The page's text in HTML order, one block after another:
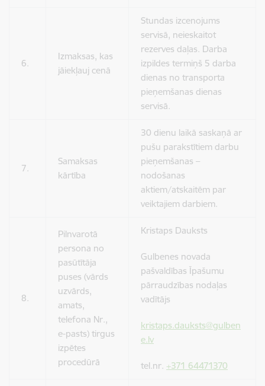
6.
Izmaksas, kas
jāiekļauj cenā
Stundas izcenojums
servisā, neieskaitot
rezerves daļas. Darba
izpildes termiņš 5 darba
dienas no transporta
pieņemšanas dienas
servisā.
7.
Samaksas
kārtība
30 dienu laikā saskaņā ar
pušu parakstītiem darbu
pieņemšanas –
nodošanas
aktiem/atskaitēm par
veiktajiem darbiem.
8.
Pilnvarotā
persona no
pasūtītāja
puses (vārds
uzvārds,
amats,
telefona Nr.,
e-pasts) tirgus
izpētes
procedūrā
Kristaps Dauksts
Gulbenes novada
pašvaldības Īpašumu
pārraudzības nodaļas
vadītājs
kristaps.dauksts@gulben
e.lv
tel.nr. +371 64471370